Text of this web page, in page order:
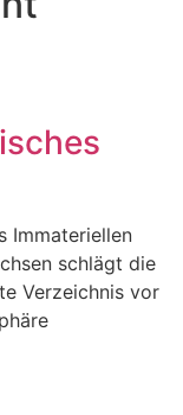
Immateriellen
schlägt die
Verzeichnis vor